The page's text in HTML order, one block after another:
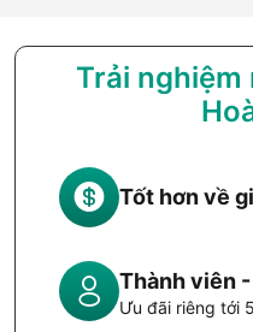
Trải nghiệm
Tốt hơn về
Thành viên -
Ưu đãi riêng tới